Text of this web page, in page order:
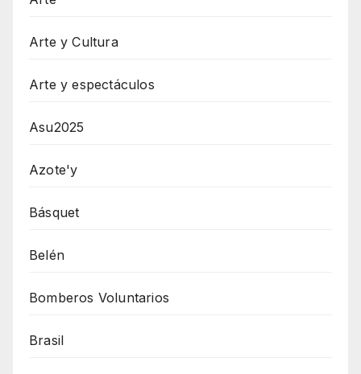
Arte y Cultura
Arte y espectáculos
Asu2025
Azote'y
Básquet
Belén
Bomberos Voluntarios
Brasil